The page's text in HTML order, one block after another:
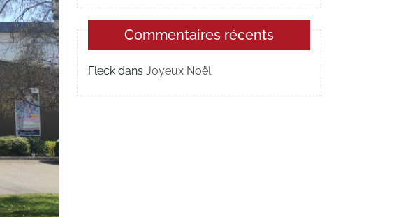
Commentaires récents
Fleck dans Joyeux Noël